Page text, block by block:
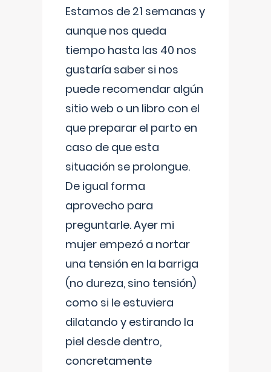
Estamos de 21 semanas y
aunque nos queda
tiempo hasta las 40 nos
gustaría saber si nos
puede recomendar algún
sitio web o un libro con el
que preparar el parto en
caso de que esta
situación se prolongue.
De igual forma
aprovecho para
preguntarle. Ayer mi
mujer empezó a nortar
una tensión en la barriga
(no dureza, sino tensión)
como si le estuviera
dilatando y estirando la
piel desde dentro,
concretamente